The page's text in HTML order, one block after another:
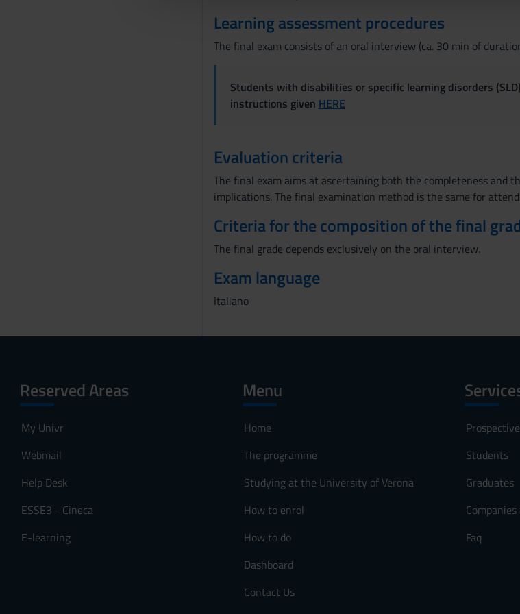
Learning assessment procedures
The final exam consists of an oral interview (ca. 30 min of
Students with disabilities or specific learning disorders
instructions given HERE
Evaluation criteria
The final exam aims at ascertaining both the completeness and
implications. The final examination method is the same for
Criteria for the composition of the final
The final grade depends exclusively on the oral interview.
Exam language
Italiano
Reserved Areas
My Univr
Webmail
Help Desk
ESSE3 - Cineca
E-learning
Menu
Home
The programme
Studying at the University of Verona
How to enrol
How to do
Dashboard
Contact Us
Students
Graduates
Faq